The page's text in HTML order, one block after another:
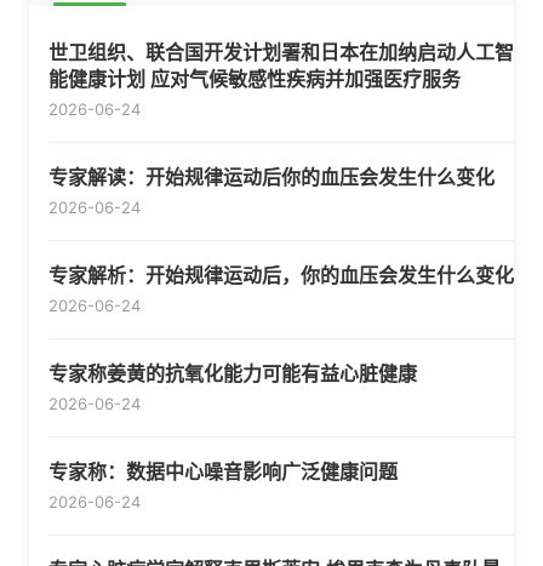
世卫组织、联合国开发计划署和日本在加纳启动人工智
能健康计划 应对气候敏感性疾病并加强医疗服务
2026-06-24
专家解读：开始规律运动后你的血压会发生什么变化
2026-06-24
专家解析：开始规律运动后，你的血压会发生什么变化
2026-06-24
专家称姜黄的抗氧化能力可能有益心脏健康
2026-06-24
专家称：数据中心噪音影响广泛健康问题
2026-06-24